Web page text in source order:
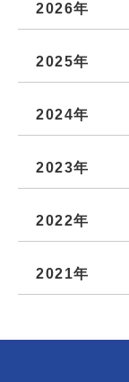
2026年
2025年
2024年
2023年
2022年
2021年